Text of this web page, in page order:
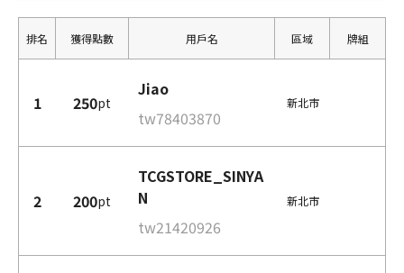
排名 獲得點數 用戶名 區域 牌組
1 250pt
Jiao
tw78403870
新北市
2 200pt
TCGSTORE_SINYA
N
tw21420926
新北市